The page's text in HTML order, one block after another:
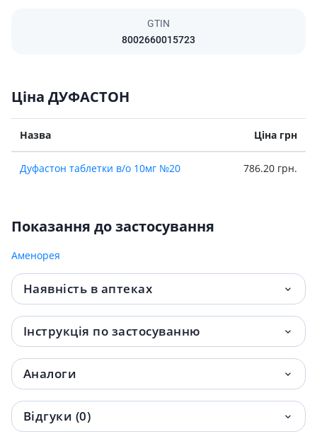
GTIN
8002660015723
Ціна ДУФАСТОН
Назва Ціна грн
Дуфастон таблетки в/о 10мг №20 786.20 грн.
Показання до застосування
Аменорея
Наявність в аптеках
Інструкція по застосуванню
Аналоги
Відгуки (0)